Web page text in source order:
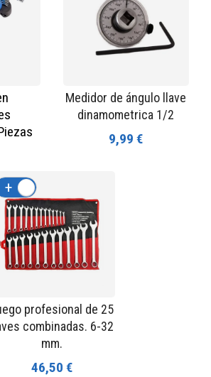
Medidor de ángulo llave
dinamometrica 1/2
9,99 €
profesional de 25
combinadas. 6-32
mm.
46,50 €
+